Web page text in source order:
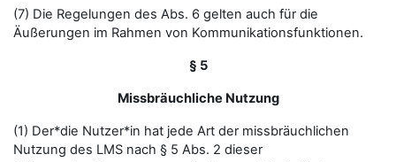
(7) Die Regelungen des Abs. 6 gelten auch für die
Äußerungen im Rahmen von Kommunikationsfunktionen.
§ 5
Missbräuchliche Nutzung
(1) Der*die Nutzer*in hat jede Art der missbräuchlichen
Nutzung des LMS nach § 5 Abs. 2 dieser